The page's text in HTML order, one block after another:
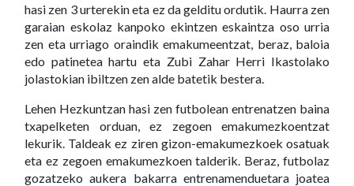
hasi zen 3 urterekin eta ez da gelditu ordutik. Haurra zen
garaian eskolaz kanpoko ekintzen eskaintza oso urria
zen eta urriago oraindik emakumeentzat, beraz, baloia
edo patinetea hartu eta Zubi Zahar Herri Ikastolako
jolastokian ibiltzen zen alde batetik bestera.
Lehen Hezkuntzan hasi zen futbolean entrenatzen baina
txapelketen orduan, ez zegoen emakumezkoentzat
lekurik. Taldeak ez ziren gizon-emakumezkoek osatuak
eta ez zegoen emakumezkoen talderik. Beraz, futbolaz
gozatzeko aukera bakarra entrenamenduetara joatea